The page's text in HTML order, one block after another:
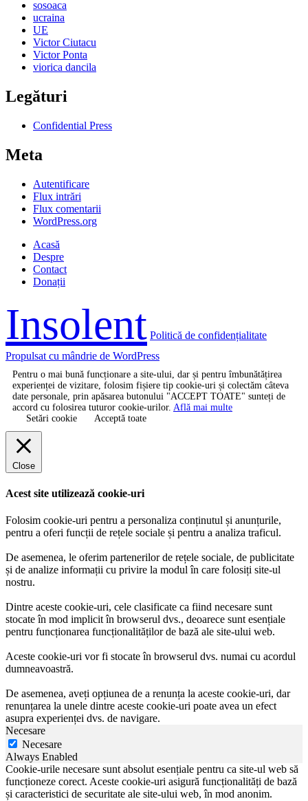
sosoaca
ucraina
UE
Victor Ciutacu
Victor Ponta
viorica dancila
Legături
Confidential Press
Meta
Autentificare
Flux intrări
Flux comentarii
WordPress.org
Acasă
Despre
Contact
Donații
Insolent Politică de confidențialitate
Propulsat cu mândrie de WordPress
Pentru o mai bună funcționare a site-ului, dar și pentru îmbunătățirea
experienței de vizitare, folosim fișiere tip cookie-uri și colectăm câteva
date personale, prin apăsarea butonului "ACCEPT TOATE" sunteți de
accord cu folosirea tuturor cookie-urilor. Află mai multe
Setări cookie
Acceptă toate
Close
Acest site utilizează cookie-uri
Folosim cookie-uri pentru a personaliza conținutul și anunțurile,
pentru a oferi funcții de rețele sociale și pentru a analiza traficul.
De asemenea, le oferim partenerilor de rețele sociale, de publicitate
și de analize informații cu privire la modul în care folosiți site-ul
nostru.
Dintre aceste cookie-uri, cele clasificate ca fiind necesare sunt
stocate în mod implicit în browserul dvs., deoarece sunt esențiale
pentru funcționarea funcționalităților de bază ale site-ului web.
Aceste cookie-uri vor fi stocate în browserul dvs. numai cu acordul
dumneavoastră.
De asemenea, aveți opțiunea de a renunța la aceste cookie-uri, dar
renunțarea la unele dintre aceste cookie-uri poate avea un efect
asupra experienței dvs. de navigare.
Necesare
Necesare
Always Enabled
Cookie-urile necesare sunt absolut esențiale pentru ca site-ul web să
funcționeze corect. Aceste cookie-uri asigură funcționalități de bază
și caracteristici de securitate ale site-ului web, în mod anonim.